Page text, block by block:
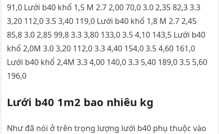
91,0 Lưới b40 khổ 1,5 M 2.7 2,00 70,0 3.0 2,35 82,3 3.3
3,20 112,0 3.5 3,40 119,0 Lưới b40 khổ 1,8 M 2.7 2,45
85,8 3.0 2,85 99,8 3.3 3,80 133,0 3.5 4,10 143,5 Lưới b40
khổ 2,0M 3.0 3,20 112,0 3.3 4,40 154,0 3.5 4,60 161,0
Lưới b40 khổ 2,4M 3.3 4,00 140,0 3.3 5,40 189,0 3.5 5,60
196,0
Lưới b40 1m2 bao nhiêu kg
Như đã nói ở trên trọng lượng lưới b40 phụ thuộc vào